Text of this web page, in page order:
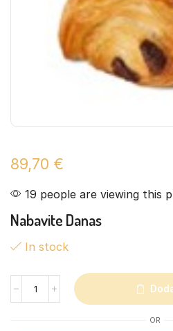
89,70 €
19 people are viewing this
Nabavite Danas
In stock
OR